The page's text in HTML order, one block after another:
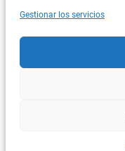
Gestionar los servicios
Social